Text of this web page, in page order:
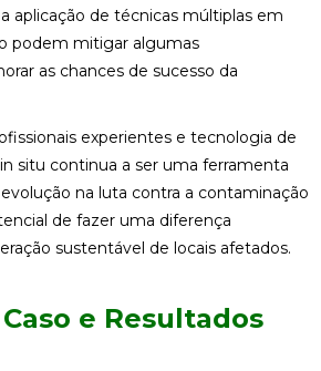
aplicação de técnicas múltiplas em
podem mitigar algumas
as chances de sucesso da
experientes e tecnologia de
situ continua a ser uma ferramenta
na luta contra a contaminação
de fazer uma diferença
sustentável de locais afetados.
e Resultados